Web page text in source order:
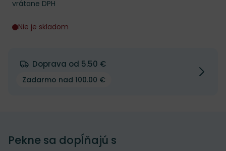
vrátane DPH
Nie je skladom
Doprava od 5.50 €
Zadarmo nad 100.00 €
Pekne sa dopĺňajú s